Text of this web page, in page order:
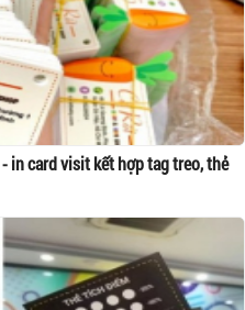
in card visit kết hợp tag treo, thẻ